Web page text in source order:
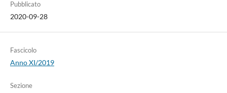
Pubblicato
2020-09-28
Fascicolo
Anno XI/2019
Sezione